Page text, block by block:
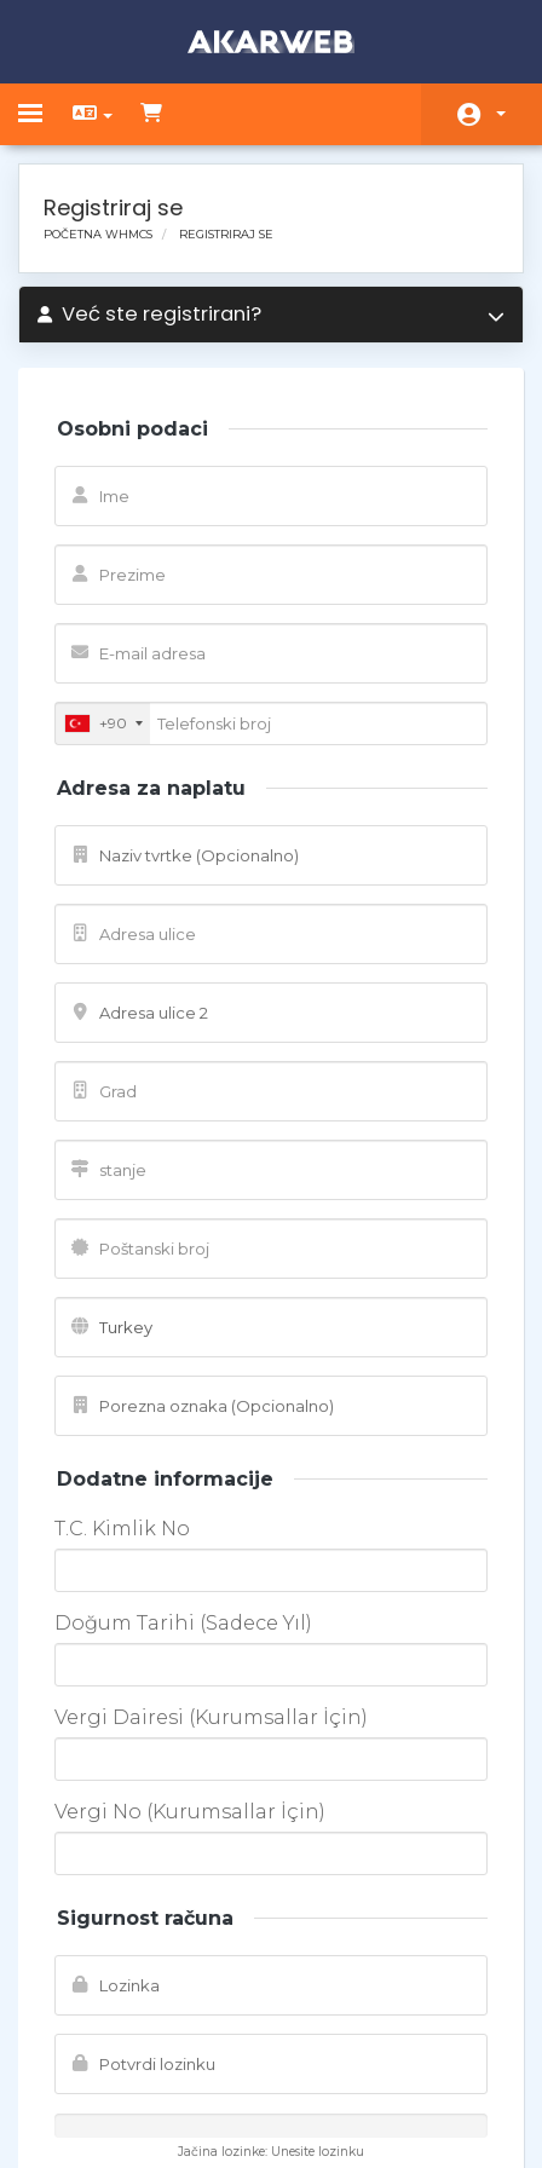
Toggle navigation
Trgovina
Obavijesti
Baza znanja
Kontaktirajte nas
Registriraj se
POČETNA WHMCS REGISTRIRAJ SE
Već ste registrirani?
Osobni podaci
+90
Adresa za naplatu
Dodatne informacije
T.C. Kimlik No
Doğum Tarihi (Sadece Yıl)
Vergi Dairesi (Kurumsallar İçin)
Vergi No (Kurumsallar İçin)
Sigurnost računa
Jačina lozinke: Unesite lozinku